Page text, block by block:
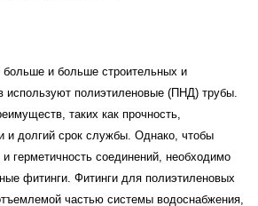
и больше строительных и
используют полиэтиленовые (ПНД) трубы.
таких как прочность,
и долгий срок службы. Однако, чтобы
герметичность соединений, необходимо
фитинги. Фитинги для полиэтиленовых
частью системы водоснабжения,